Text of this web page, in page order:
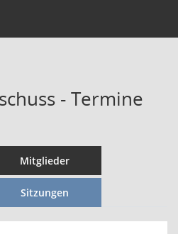
- Termine
Mitglieder
Sitzungen